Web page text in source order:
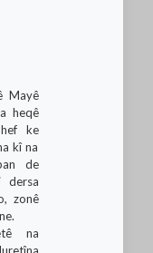
Mayê
heqê
ke
kî na
de
dersa
zonê
na